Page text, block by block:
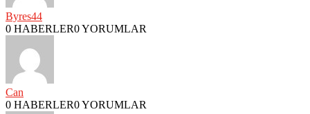
Byres44
0 HABERLER0 YORUMLAR
Can
0 HABERLER0 YORUMLAR